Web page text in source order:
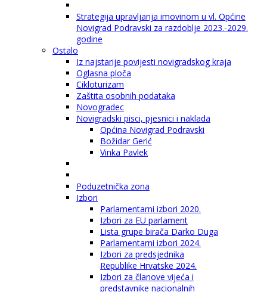
Strategija upravljanja imovinom u vl. Općine
Novigrad Podravski za razdoblje 2023.-2029.
godine
Ostalo
Iz najstarije povijesti novigradskog kraja
Oglasna ploča
Cikloturizam
Zaštita osobnih podataka
Novogradec
Novigradski pisci, pjesnici i naklada
Općina Novigrad Podravski
Božidar Gerić
Vinka Pavlek
Poduzetnička zona
Izbori
Parlamentarni izbori 2020.
Izbori za EU parlament
Lista grupe birača Darko Duga
Parlamentarni izbori 2024.
Izbori za predsjednika
Republike Hrvatske 2024.
Izbori za članove vijeća i
predstavnike nacionalnih